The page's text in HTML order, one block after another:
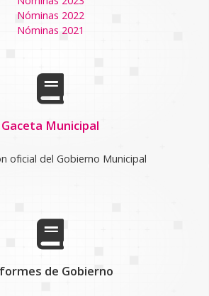
Nóminas 2022
Nóminas 2021
Gaceta Municipal
oficial del Gobierno Municipal
de Gobierno